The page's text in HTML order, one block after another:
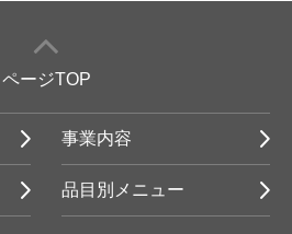
ページTOP
事業内容
品目別メニュー